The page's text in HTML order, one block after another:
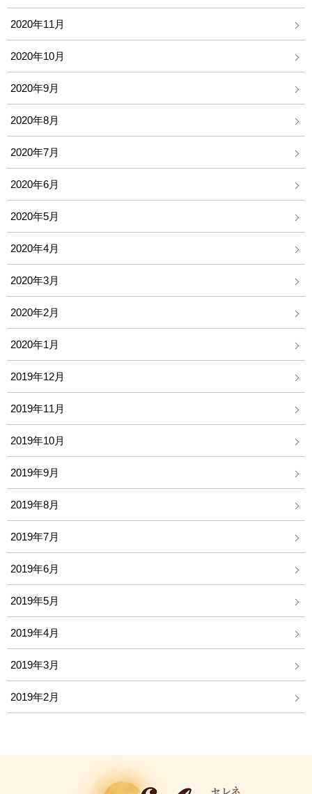
2020年11月
2020年10月
2020年9月
2020年8月
2020年7月
2020年6月
2020年5月
2020年4月
2020年3月
2020年2月
2020年1月
2019年12月
2019年11月
2019年10月
2019年9月
2019年8月
2019年7月
2019年6月
2019年5月
2019年4月
2019年3月
2019年2月